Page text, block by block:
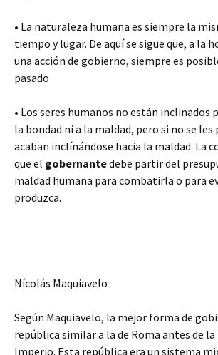
• La naturaleza humana es siempre la
tiempo y lugar. De aquí se sigue que, a la
una acción de gobierno, siempre es
pasado
• Los seres humanos no están inclinados
la bondad ni a la maldad, pero si no se
acaban inclínándose hacia la maldad. La
que el gobernantedebe partir del
maldad humana para combatirla o para
produzca.
Nícolás Maquiavelo
Según Maquiavelo, la mejor forma de
república similar a la de Roma antes de
Imperio. Esta república era un sistema